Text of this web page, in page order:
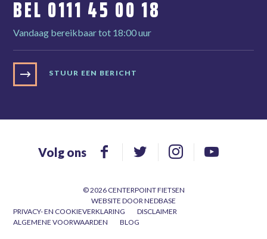
BEL 0111 45 00 18
Vandaag bereikbaar tot 18:00 uur
STUUR EEN BERICHT
© 2026 CENTERPOINT FIETSEN
WEBSITE DOORNEDBASE
PRIVACY- EN COOKIEVERKLARING
DISCLAIMER
ALGEMENE VOORWAARDEN
BLOG
Volg ons